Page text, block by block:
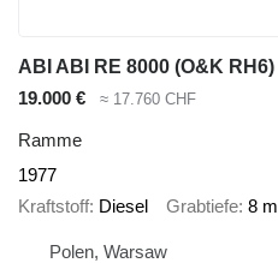
19.000 € ≈ 17.760 CHF
Ramme
1977
Kraftstoff Diesel Grabtiefe 8 m
Polen, Warsaw